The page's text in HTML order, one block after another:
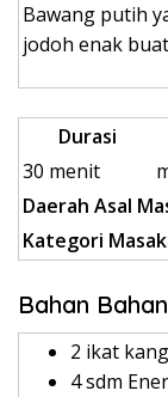
Bawang putih
jodoh enak
Durasi
30 menit
Daerah Asal
Kategori
Bahan Bahan
2 ikat
4 sdm